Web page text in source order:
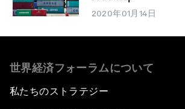
2020年01月14日
世界経済フォーラムについて
私たちのストラテジー